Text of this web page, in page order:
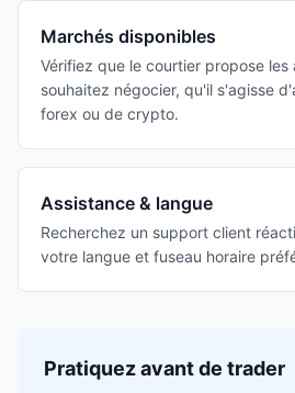
Marchés disponibles
Vérifiez que le courtier propose
souhaitez négocier, qu'il s'agisse
forex ou de crypto.
Assistance & langue
Recherchez un support client
votre langue et fuseau horaire
Pratiquez avant de trader